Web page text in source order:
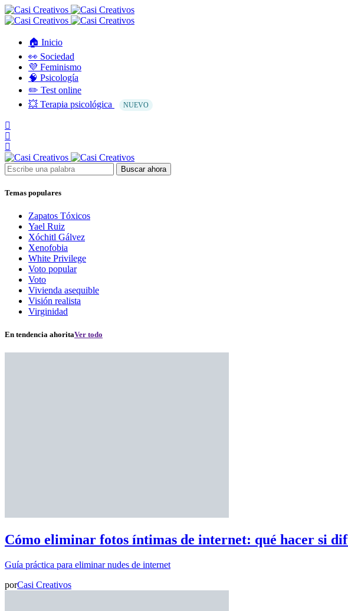
🏠 Inicio
👀 Sociedad
💜 Feminismo
🧠 Psicología
✏️ Test online
💥 Terapia psicológica
NUEVO
Buscar ahora
Temas populares
Zapatos Tóxicos
Yael Ruiz
Xóchitl Gálvez
Xenofobia
White Privilege
Voto popular
Voto
Vivienda asequible
Visión realista
Virginidad
En tendencia ahoritaVer todo
Cómo eliminar fotos íntimas de internet: qué hacer si
Guía práctica para eliminar nudes de internet
porCasi Creativos